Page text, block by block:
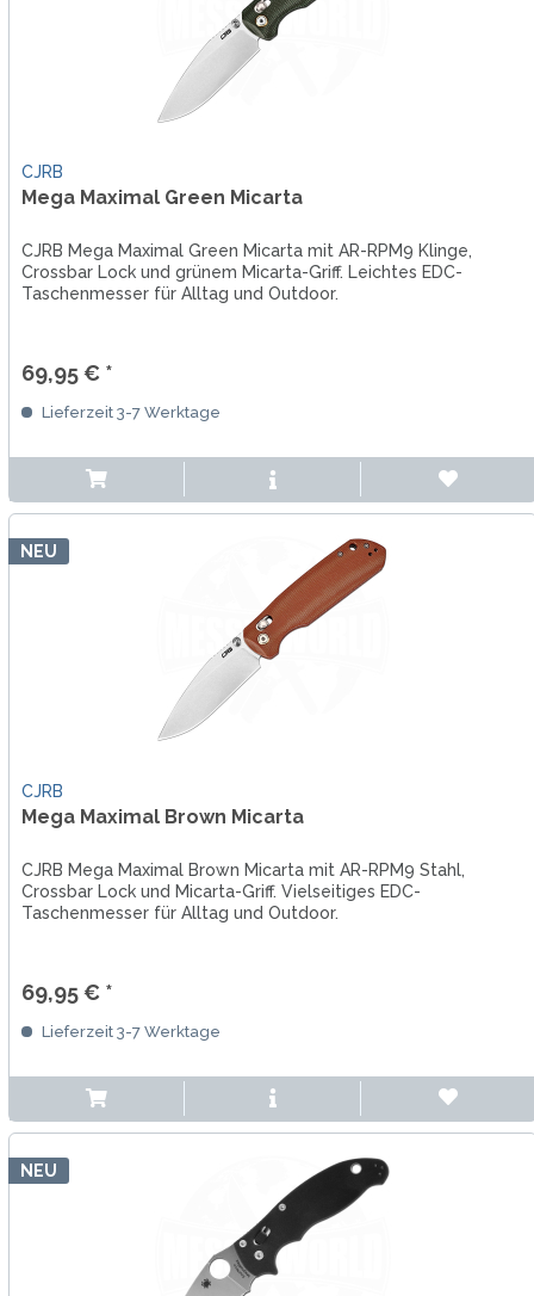
CJRB
Mega Maximal Green Micarta
CJRB Mega Maximal Green Micarta mit AR-RPM9 Klinge,
Crossbar Lock und grünem Micarta-Griff. Leichtes EDC-
Taschenmesser für Alltag und Outdoor.
69,95 € *
Lieferzeit 3-7 Werktage
NEU
CJRB
Mega Maximal Brown Micarta
CJRB Mega Maximal Brown Micarta mit AR-RPM9 Stahl,
Crossbar Lock und Micarta-Griff. Vielseitiges EDC-
Taschenmesser für Alltag und Outdoor.
69,95 € *
Lieferzeit 3-7 Werktage
NEU